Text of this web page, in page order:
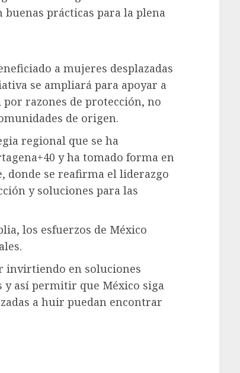
prácticas para la plena
a mujeres desplazadas
se ampliará para apoyar a
razones de protección, no
de origen.
regional que se ha
y ha tomado forma en
donde se reafirma el liderazgo
y soluciones para las
los esfuerzos de México
invirtiendo en soluciones
y así permitir que México siga
a huir puedan encontrar